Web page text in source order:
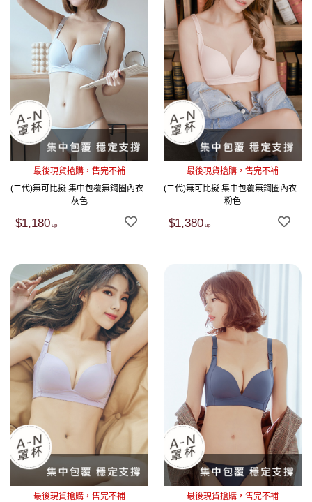
最後現貨搶購，售完不補
(二代)無可比擬 集中包覆無鋼圈內衣 -
灰色
$1,180
最後現貨搶購，售完不補
(二代)無可比擬 集中包覆無鋼圈內衣 -
粉色
$1,380
最後現貨搶購，售完不補
最後現貨搶購，售完不補